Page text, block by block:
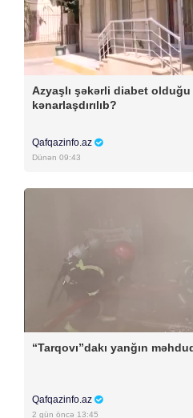
Azyaşlı şəkərli diabet
kənarlaşdırılıb?
Qafqazinfo.az
Dünən 09:43
“Tarqovı”dakı yanğın
Qafqazinfo.az
2 gün öncə 13:45